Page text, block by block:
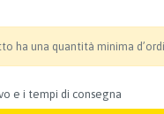
ha una quantità minima
e i tempi di consegna